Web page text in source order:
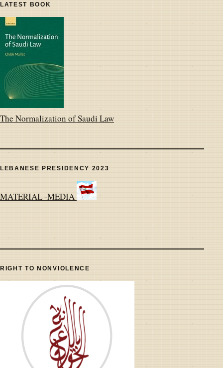
LATEST BOOK
The Normalization of Saudi Law
LEBANESE PRESIDENCY 2023
MATERIAL -MEDIA
RIGHT TO NONVIOLENCE